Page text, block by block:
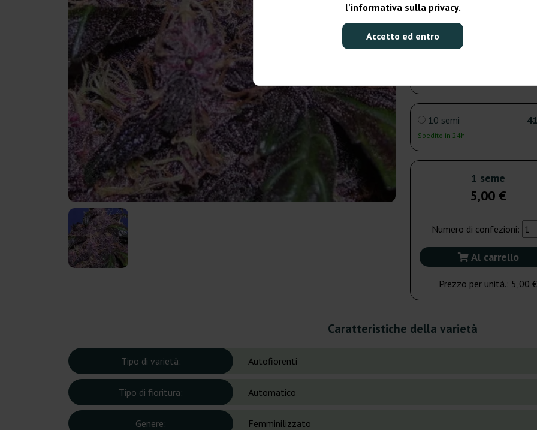
l’informativa sulla privacy.
Accetto ed entro
giorni
5 semi
10 semi
Spedito in 24h
1 seme
5,00 €
Numero di confezioni:
Al carrello
Prezzo per unità.: 5,00 €
Caratteristiche della varietà
Tipo di varietà: Autofiorenti
Tipo di fioritura: Automatico
Genere: Femminilizzato